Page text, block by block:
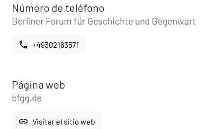
Número de teléfono
Berliner Forum für Geschichte und Gegenwart
call +49302163571
Página web
bfgg.de
link Visitar el sitio web